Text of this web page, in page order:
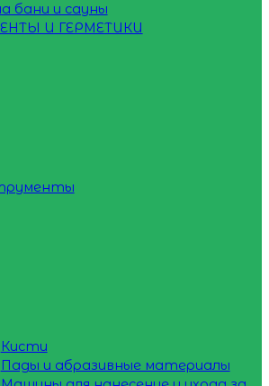
бани и сауны
И ГЕРМЕТИКИ
Кисти
Пады и абразивные материалы